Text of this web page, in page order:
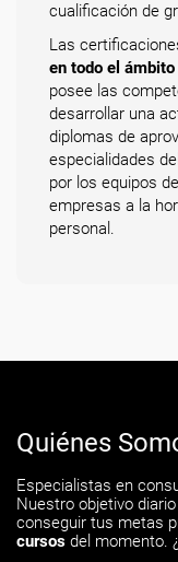
cualificación de
Las
en todo el ámbito
posee las
desarrollar una
diplomas de
especialidades
por los equipos
empresas a la
personal.
Quiénes
Especialistas en
Nuestro objetivo
conseguir tus metas
cursos del momento.